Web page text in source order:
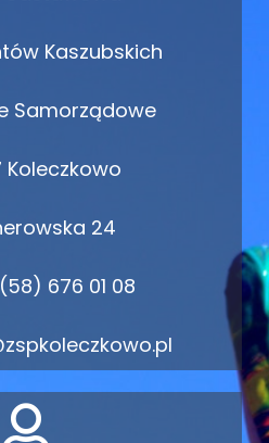
Kaszubskich
Samorządowe
24
676 01 08